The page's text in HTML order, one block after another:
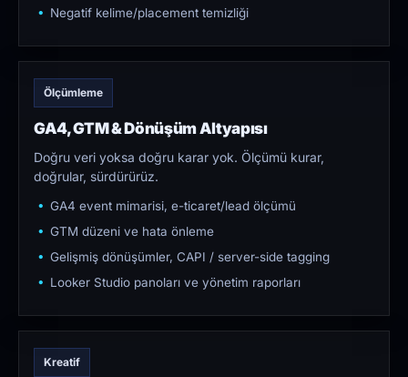
Negatif kelime/placement temizliği
Ölçümleme
GA4, GTM & Dönüşüm Altyapısı
Doğru veri yoksa doğru karar yok. Ölçümü kurar,
doğrular, sürdürürüz.
GA4 event mimarisi, e-ticaret/lead ölçümü
GTM düzeni ve hata önleme
Gelişmiş dönüşümler, CAPI / server-side tagging
Looker Studio panoları ve yönetim raporları
Kreatif